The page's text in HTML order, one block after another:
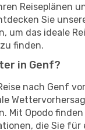
Reiseplänen
Sie
um das ideale
finden.
in Genf?
nach Genf
Mit Opodo finden
die Sie für